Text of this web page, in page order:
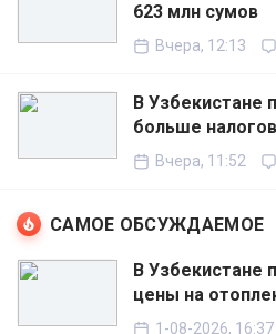
623 млн сумов
Вчера, 12:13
В Узбекистане
больше
Вчера, 11:52
САМОЕ ОБСУЖДАЕМОЕ
В Узбекистане
цены на
1-08-2026, 16:37